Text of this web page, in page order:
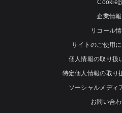
Cookie
企業情報
リコール
サイトのご使用
個人情報の取り扱
特定個人情報の取り
ソーシャルメディ
お問い合